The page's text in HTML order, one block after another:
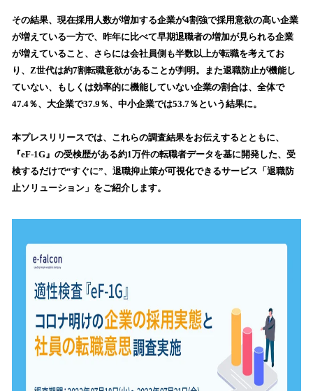
中
で
す
その結果、現在採用人数が増加する企業が4割強で採用意欲の高い企業
が増えている一方で、昨年に比べて早期退職者の増加が見られる企業
が増えていること、さらには会社員側も半数以上が転職を考えてお
り、Z世代は約7割転職意欲があることが判明。また退職防止が機能し
ていない、もしくは効率的に機能していない企業の割合は、全体で
47.4％、大企業で37.9％、中小企業では53.7％という結果に。
本プレスリリースでは、これらの調査結果をお伝えするとともに、
『eF-1G』の受検歴がある約1万件の転職者データを基に開発した、受
検するだけで“すぐに”、退職抑止策が可視化できるサービス「退職防
止ソリューション」をご紹介します。